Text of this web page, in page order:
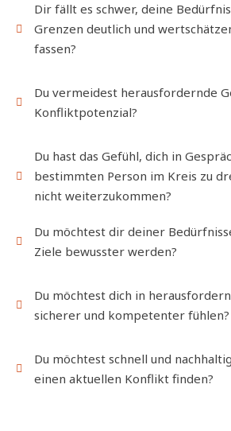
Dir fällt es schwer, deine
Grenzen deutlich und
fassen?
Du vermeidest herausfordernde
Konfliktpotenzial?
Du hast das Gefühl, dich in
bestimmten Person im Kreis zu
nicht weiterzukommen?
Du möchtest dir deiner
Ziele bewusster werden?
Du möchtest dich in
sicherer und kompetenter fühlen?
Du möchtest schnell und
einen aktuellen Konflikt finden?